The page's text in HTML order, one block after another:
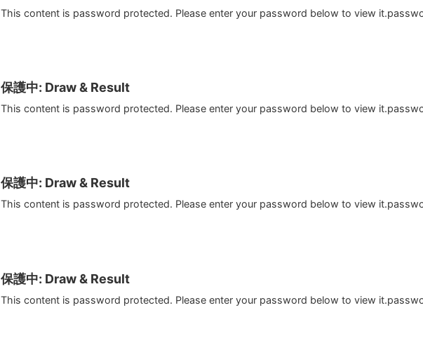
This content is password protected. Please enter your password below to view
保護中: Draw & Result
This content is password protected. Please enter your password below to view
保護中: Draw & Result
This content is password protected. Please enter your password below to view
保護中: Draw & Result
This content is password protected. Please enter your password below to view